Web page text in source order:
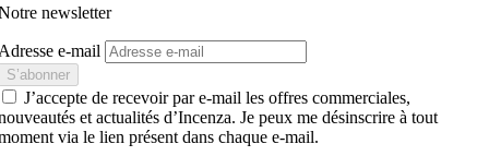
newsletter
e-mail
J’accepte de recevoir par e-mail les offres commerciales,
et actualités d’Incenza. Je peux me désinscrire à tout
via le lien présent dans chaque e-mail.